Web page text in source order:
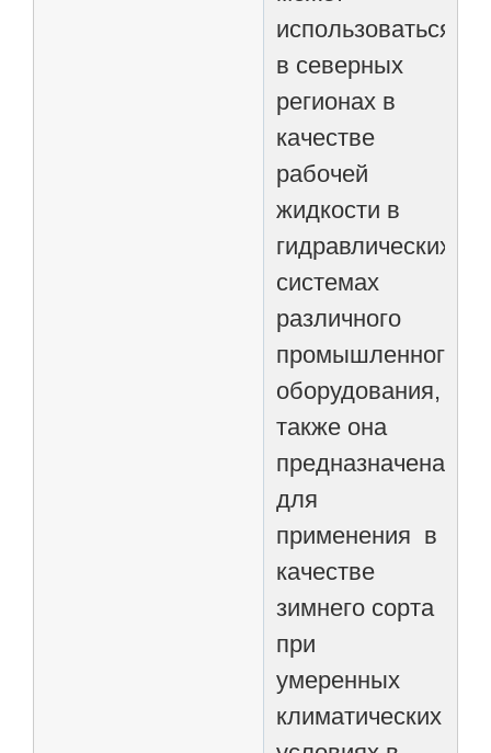
использоваться
в северных
регионах в
качестве
рабочей
жидкости в
гидравлических
системах
различного
промышленного
оборудования,
также она
предназначена
для
применения в
качестве
зимнего сорта
при
умеренных
климатических